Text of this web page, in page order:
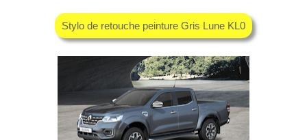
Stylo de retouche peinture Gris Lune KL0